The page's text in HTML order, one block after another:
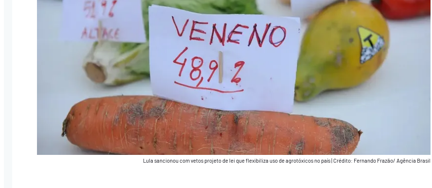
Lula sancionou com vetos projeto de lei que flexibiliza uso de agrotóxicos no país Crédito: Fernando Frazão/ Agência Brasil